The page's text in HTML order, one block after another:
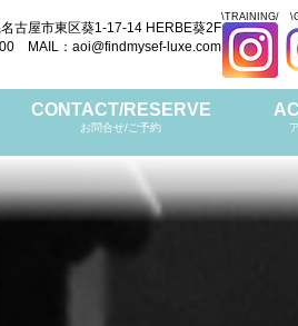
古屋市東区葵1-17-14 HERBE葵2F
MAIL：aoi@findmysef-luxe.com
\TRAINING/
CONTACT/RESERVE
お問合せ/ご予約